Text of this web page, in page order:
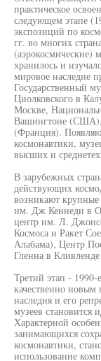
практическое
следующем этапе
экспозиций по
гг. во многих
(аэрокосмические)
хранилось и
мировое наследие
Государственный
Циолковского в
Москве,
Вашингтоне (США),
(Франция).
космонавтики,
высших и
В зарубежных
действующих
возникают
им. Дж Кеннеди в
центр им. Л.
Космоса и Ракет
Алабама), Центр
Гленна в
Третий этап - 1990-
качественно новым
наследия и его
музеев становится
Характерной
занимающихся
космонавтики,
использование